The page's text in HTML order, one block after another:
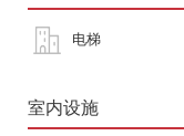
电梯
室内设施